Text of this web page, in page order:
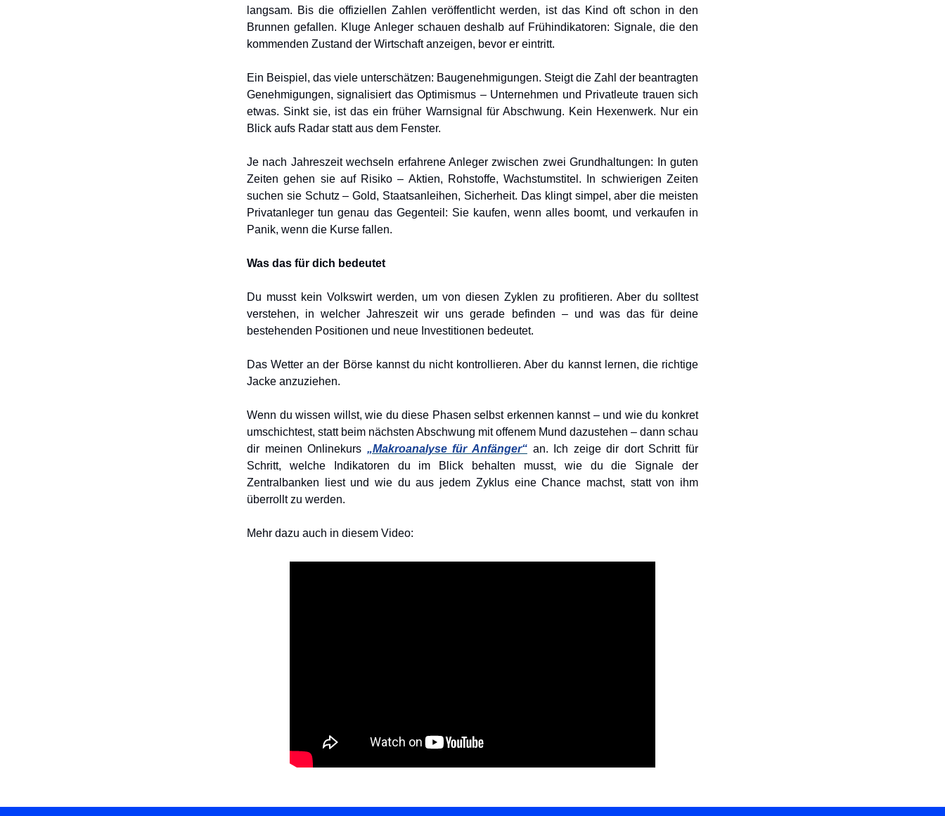
langsam. Bis die offiziellen Zahlen veröffentlicht werden, ist das Kind oft schon in den
Brunnen gefallen. Kluge Anleger schauen deshalb auf Frühindikatoren: Signale, die den
kommenden Zustand der Wirtschaft anzeigen, bevor er eintritt.
Ein Beispiel, das viele unterschätzen: Baugenehmigungen. Steigt die Zahl der beantragten
Genehmigungen, signalisiert das Optimismus – Unternehmen und Privatleute trauen sich
etwas. Sinkt sie, ist das ein früher Warnsignal für Abschwung. Kein Hexenwerk. Nur ein
Blick aufs Radar statt aus dem Fenster.
Je nach Jahreszeit wechseln erfahrene Anleger zwischen zwei Grundhaltungen: In guten
Zeiten gehen sie auf Risiko – Aktien, Rohstoffe, Wachstumstitel. In schwierigen Zeiten
suchen sie Schutz – Gold, Staatsanleihen, Sicherheit. Das klingt simpel, aber die meisten
Privatanleger tun genau das Gegenteil: Sie kaufen, wenn alles boomt, und verkaufen in
Panik, wenn die Kurse fallen.
Was das für dich bedeutet
Du musst kein Volkswirt werden, um von diesen Zyklen zu profitieren. Aber du solltest
verstehen, in welcher Jahreszeit wir uns gerade befinden – und was das für deine
bestehenden Positionen und neue Investitionen bedeutet.
Das Wetter an der Börse kannst du nicht kontrollieren. Aber du kannst lernen, die richtige
Jacke anzuziehen.
Wenn du wissen willst, wie du diese Phasen selbst erkennen kannst – und wie du konkret
umschichtest, statt beim nächsten Abschwung mit offenem Mund dazustehen – dann schau
dir meinen Onlinekurs „Makroanalyse für Anfänger“an. Ich zeige dir dort Schritt für
Schritt, welche Indikatoren du im Blick behalten musst, wie du die Signale der
Zentralbanken liest und wie du aus jedem Zyklus eine Chance machst, statt von ihm
überrollt zu werden.
Mehr dazu auch in diesem Video: